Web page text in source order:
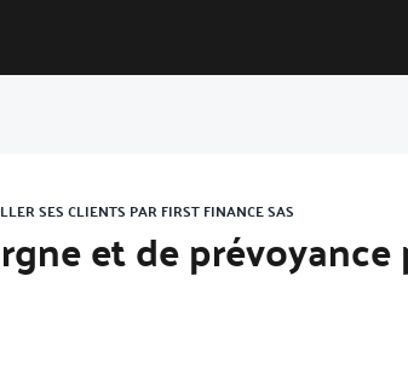
SES CLIENTS PAR FIRST FINANCE SAS
et de